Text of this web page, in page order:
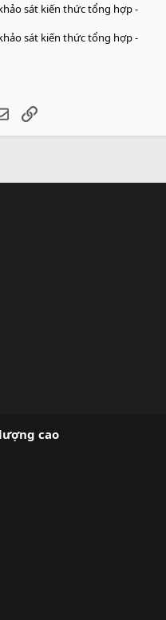
sát kiến thức tổng hợp -
sát kiến thức tổng hợp -
EmailLink
cao